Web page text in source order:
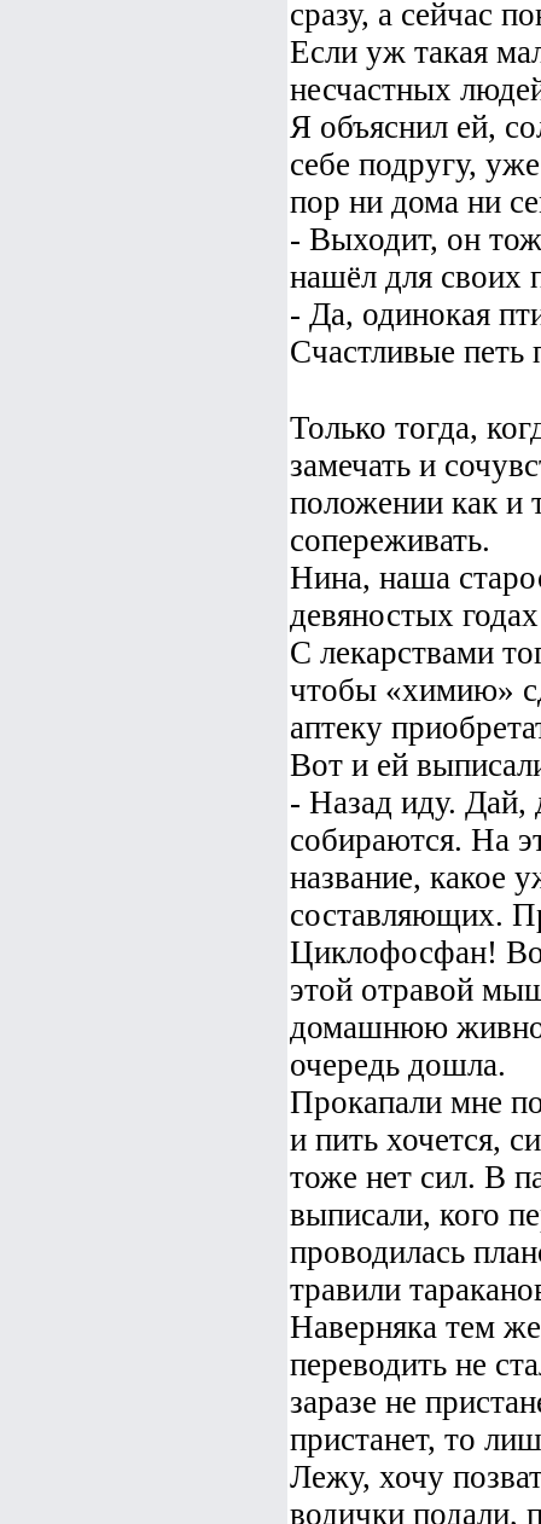
сразу, а сейчас
Если уж такая
несчастных
Я объяснил ей,
себе подругу,
пор ни дома ни
- Выходит, он
нашёл для своих
- Да, одинокая
Счастливые петь
Только тогда,
замечать и
положении как и
сопереживать.
Нина, наша
девяностых
С лекарствами
чтобы «химию»
аптеку
Вот и ей
- Назад иду. Дай,
собираются. На
название, какое
составляющих.
Циклофосфан!
этой отравой
домашнюю
очередь дошла.
Прокапали мне
и пить хочется,
тоже нет сил. В
выписали, кого
проводилась
травили
Наверняка тем
переводить не
заразе не
пристанет, то
Лежу, хочу
водички подали,